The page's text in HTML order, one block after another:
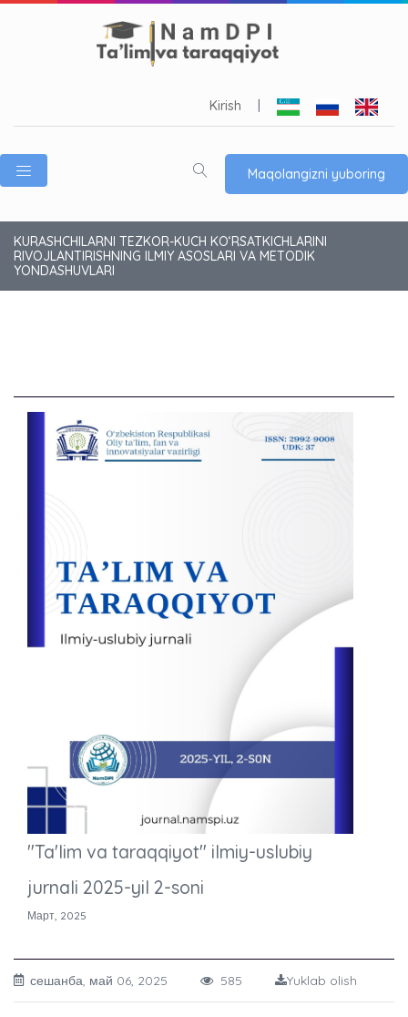
Kirish
Maqolangizni yuboring
KURASHCHILARNI TEZKOR-KUCH KO‘RSATKICHLARINI
RIVOJLANTIRISHNING ILMIY ASOSLARI VA METODIK
YONDASHUVLARI
"Ta'lim va taraqqiyot" ilmiy-uslubiy
jurnali 2025-yil 2-soni
Март, 2025
сешанба, май 06, 2025 585 Yuklab olish